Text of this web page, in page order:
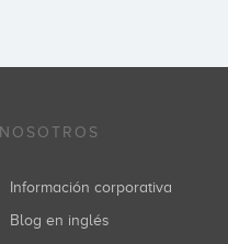
NOSOTROS
Información corporativa
Blog en inglés